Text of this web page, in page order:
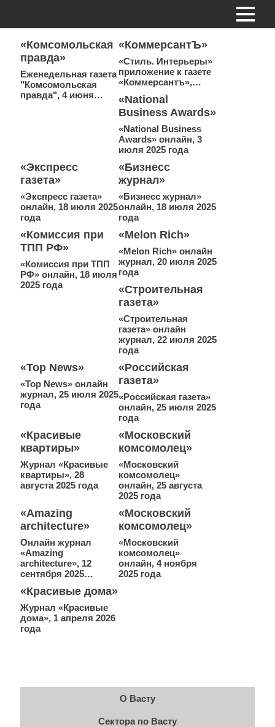
«Комсомольская
правда»
Еженедельная газета
"Комсомольская
правда", 4 июня…
«КоммерсантЪ»
«Стиль. Интерьеры»
приложение к газете
«Коммерсантъ»,…
«National
Business Awards»
«National Business
Awards» онлайн, 3
июля 2025 года
«Экспресс
газета»
«Экспресс газета»
онлайн, 18 июля 2025
года
«Бизнесс
журнал»
«Бизнесс журнал»
онлайн, 18 июля 2025
года
«Комиссия при
ТПП РФ»
«Комиссия при ТПП
РФ» онлайн, 18 июля
2025 года
«Melon Rich»
«Melon Rich» онлайн
журнал, 20 июля 2025
года
«Строительная
газета»
«Строительная
газета» онлайн
журнал, 22 июля 2025
года
«Top News»
«Top News» онлайн
журнал, 25 июля 2025
года
«Российская
газета»
«Российская газета»
онлайн, 25 июля 2025
года
«Красивые
квартиры»
Журнал «Красивые
квартиры», 28
августа 2025 года
«Московский
комсомолец»
«Московский
комсомолец»
онлайн, 25 августа
2025 года
«Amazing
architecture»
Онлайн журнал
«Amazing
architecture», 12
сентября 2025…
«Московский
комсомолец»
«Московский
комсомолец»
онлайн, 4 ноября
2025 года
«Красивые дома»
Журнал «Красивые
дома», 1 апреля 2026
года
О Васту
Сектора по Васту